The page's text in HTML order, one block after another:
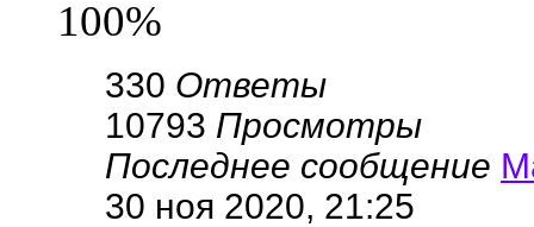
100%
330 Ответы
10793 Просмотры
Последнее сообщение
30 ноя 2020, 21:25